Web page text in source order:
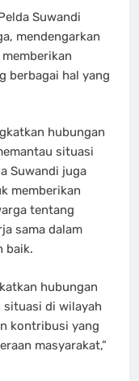
Suwandi
mendengarkan
berbagai hal yang
hubungan
situasi
Suwandi juga
memberikan
tentang
sama dalam
baik.
hubungan
situasi di wilayah
kontribusi yang
masyarakat,”